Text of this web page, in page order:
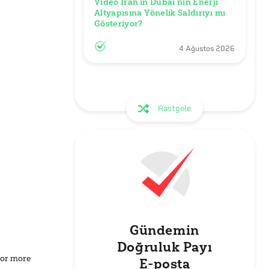
more
Altyapısına Yönelik Saldırıyı mı
Gösteriyor?
4 Ağustos 2026
Rastgele
Gündemin
Doğruluk Payı
E-posta